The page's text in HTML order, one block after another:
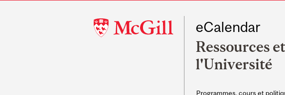
McGill
University
eCalendar
Ressources
l'Université
Programmes, cours et